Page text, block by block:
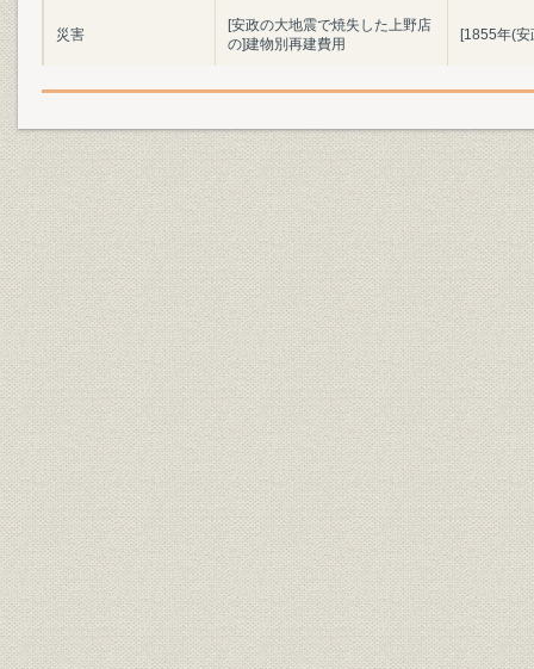
災害
[安政の大地震で焼失した上野店
の]建物別再建費用
[1855年(
1867年(慶
役員 14代祐昌 [1866年(
売上;事業所 名古屋本店売上高推移
1897年(明
40年)
広告宣伝 出張販売の引札(広告チラシ) [明治30年
事業所
陳列式に改築した上野店(1907
年)、陳列販売(上野店)、上野店
(大正初期)
明治40年
(1910年代)
市場 名古屋の幹線道路 大正初期
役員
[渋沢栄一を団長とする渡米実業
団の一員として]渡米時の[伊藤]
祐民
[1909年(
広告宣伝
「デパートメントストア」いと
う呉服店(名古屋店)開店披露広
告
[1910年(明
事業所
いとう呉服店(名古屋店)夜景。
夜はイルミネーションが点灯し
た
[1910年(